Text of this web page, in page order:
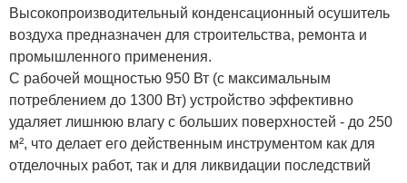
Высокопроизводительный конденсационный осушитель
воздуха предназначен для строительства, ремонта и
промышленного применения.
С рабочей мощностью 950 Вт (с максимальным
потреблением до 1300 Вт) устройство эффективно
удаляет лишнюю влагу с больших поверхностей - до 250
м², что делает его действенным инструментом как для
отделочных работ, так и для ликвидации последствий